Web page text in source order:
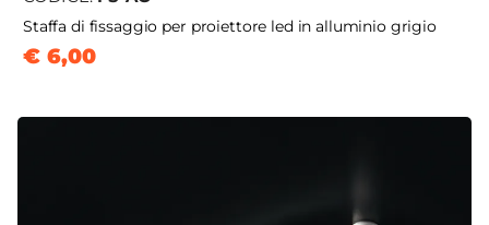
Staffa di fissaggio per proiettore led in alluminio grigio
€ 6,00